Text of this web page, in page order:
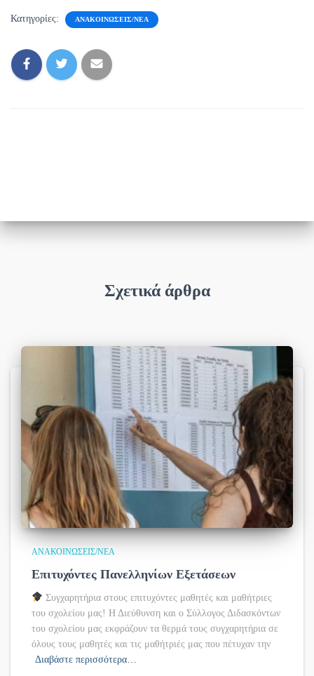
Κατηγορίες: ΑΝΑΚΟΙΝΏΣΕΙΣ/ΝΈΑ
Σχετικά άρθρα
ΑΝΑΚΟΙΝΏΣΕΙΣ/ΝΈΑ
Επιτυχόντες Πανελληνίων Εξετάσεων
Συγχαρητήρια στους επιτυχόντες μαθητές και μαθήτριες
του σχολείου μας! Η Διεύθυνση και ο Σύλλογος Διδασκόντων
του σχολείου μας εκφράζουν τα θερμά τους συγχαρητήρια σε
όλους τους μαθητές και τις μαθήτριές μας που πέτυχαν την
Διαβάστε περισσότερα…